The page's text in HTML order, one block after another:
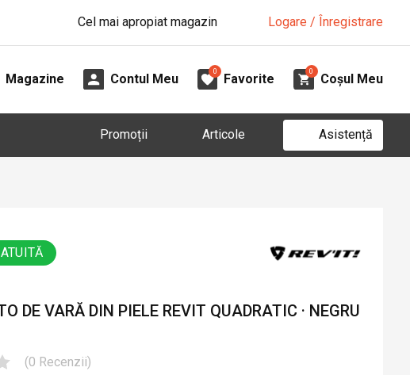
Cel mai apropiat magazin Logare / Înregistrare
Magazine Contul Meu
0
Favorite
0
Coșul Meu
Promoții Articole Asistență
DE VARĂ DIN PIELE REVIT QUADRATIC · NEGRU
(0 Recenzii)